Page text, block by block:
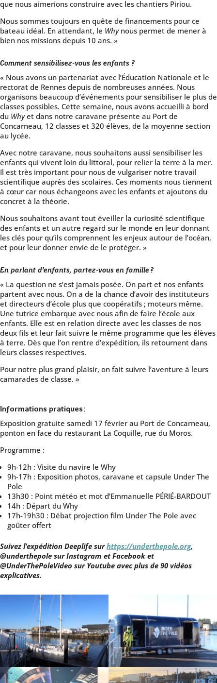
que nous aimerions construire avec les chantiers Piriou.
Nous sommes toujours en quête de financements pour ce
bateau idéal. En attendant, le Whynous permet de mener à
bien nos missions depuis 10 ans. »
Comment sensibilisez-vous les enfants ?
« Nous avons un partenariat avec l’Éducation Nationale et le
rectorat de Rennes depuis de nombreuses années. Nous
organisons beaucoup d’événements pour sensibiliser le plus de
classes possibles. Cette semaine, nous avons accueilli à bord
du Whyet dans notre caravane présente au Port de
Concarneau, 12 classes et 320 élèves, de la moyenne section
au lycée.
Avec notre caravane, nous souhaitons aussi sensibiliser les
enfants qui vivent loin du littoral, pour relier la terre à la mer.
Il est très important pour nous de vulgariser notre travail
scientifique auprès des scolaires. Ces moments nous tiennent
à cœur car nous échangeons avec les enfants et ajoutons du
concret à la théorie.
Nous souhaitons avant tout éveiller la curiosité scientifique
des enfants et un autre regard sur le monde en leur donnant
les clés pour qu’ils comprennent les enjeux autour de l’océan,
et pour leur donner envie de le protéger. »
En parlant d’enfants, partez-vous en famille ?
« La question ne s’est jamais posée. On part et nos enfants
partent avec nous. On a de la chance d’avoir des instituteurs
et directeurs d’école plus que coopératifs ; moteurs même.
Une tutrice embarque avec nous afin de faire l’école aux
enfants. Elle est en relation directe avec les classes de nos
deux fils et leur fait suivre le même programme que les élèves
à terre. Dès que l’on rentre d’expédition, ils retournent dans
leurs classes respectives.
Pour notre plus grand plaisir, on fait suivre l’aventure à leurs
camarades de classe. »
Informations pratiques :
Exposition gratuite samedi 17 février au Port de Concarneau,
ponton en face du restaurant La Coquille, rue du Moros.
Programme :
9h-12h : Visite du navire le Why
9h-17h : Exposition photos, caravane et capsule Under The
Pole
13h30 : Point météo et mot d’Emmanuelle PÉRIÉ-BARDOUT
14h : Départ du Why
17h-19h30 : Débat projection film Under The Pole avec
goûter offert
Suivez l’expédition Deeplife surhttps://underthepole.org,
@underthepole sur Instagram et Facebook et
@UnderThePoleVideo sur Youtube avec plus de 90 vidéos
explicatives.